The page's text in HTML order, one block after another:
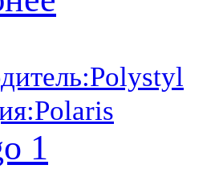
Polystyl
Polaris
1